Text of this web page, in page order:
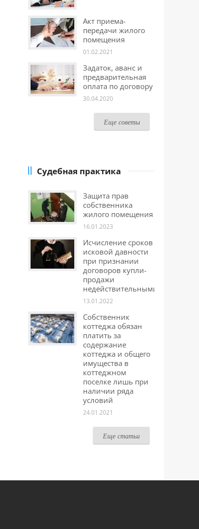
Акт приема-
передачи жилого
помещения
01.02.2021
Задаток, аванс и
предварительная
оплата по договору
30.04.2020
Еще советы
Судебная практика
Защита прав
собственника
жилого помещения
16.01.2023
Исчисление сроков
исковой давности
при признании
договоров купли-
продажи
недействительными
13.01.2022
Собственник
коттеджа обязан
платить за
содержание
коттеджа и общего
имущества в
коттеджном
поселке лишь при
наличии ряда
условий
24.01.2021
Еще статьи